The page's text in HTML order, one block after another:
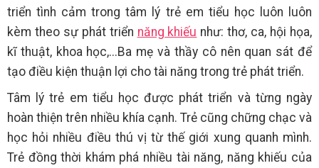
triển tình cảm trong tâm lý trẻ em tiểu học luôn luôn
kèm theo sự phát triển năng khiếu như: thơ, ca, hội họa,
kĩ thuật, khoa học,...Ba mẹ và thầy cô nên quan sát để
tạo điều kiện thuận lợi cho tài năng trong trẻ phát triển.
Tâm lý trẻ em tiểu họcđược phát triển và từng ngày
hoàn thiện trên nhiều khía cạnh. Trẻ cũng chững chạc và
học hỏi nhiều điều thú vị từ thế giới xung quanh mình.
Trẻ đồng thời khám phá nhiều tài năng, năng khiếu của